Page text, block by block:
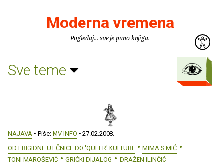
Moderna vremena
Pogledaj... sve je puno knjiga.
Sve teme
NAJAVA • Piše: MV INFO • 27.02.2008.
OD FRIGIDNE UTIČNICE DO 'QUEER' KULTURE
MIMA SIMIĆ
TONI MAROŠEVIĆ
GRIČKI DIJALOG DRAŽEN ILINČIĆ